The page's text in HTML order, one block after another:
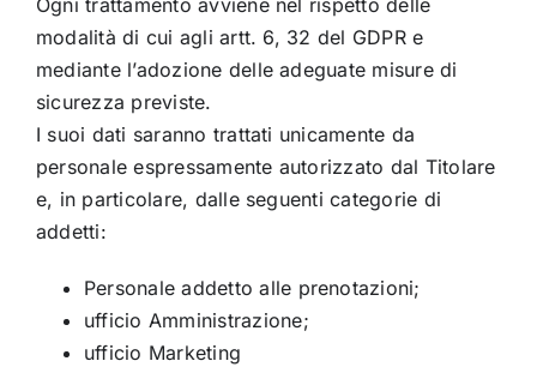
Ogni trattamento avviene nel rispetto delle
modalità di cui agli artt. 6, 32 del GDPR e
mediante l’adozione delle adeguate misure di
sicurezza previste.
I suoi dati saranno trattati unicamente da
personale espressamente autorizzato dal Titolare
e, in particolare, dalle seguenti categorie di
addetti:
Personale addetto alle prenotazioni;
ufficio Amministrazione;
ufficio Marketing